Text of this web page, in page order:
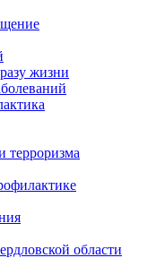
жизни
терроризма
области